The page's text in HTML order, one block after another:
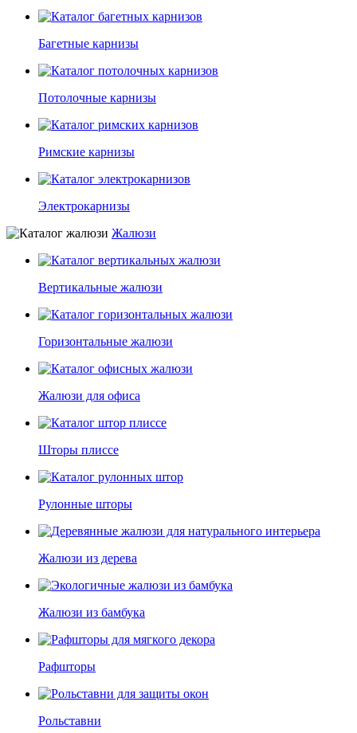
Багетные карнизы
Потолочные карнизы
Римские карнизы
Электрокарнизы
Жалюзи
Вертикальные жалюзи
Горизонтальные жалюзи
Жалюзи для офиса
Шторы плиссе
Рулонные шторы
Жалюзи из дерева
Жалюзи из бамбука
Рафшторы
Рольставни